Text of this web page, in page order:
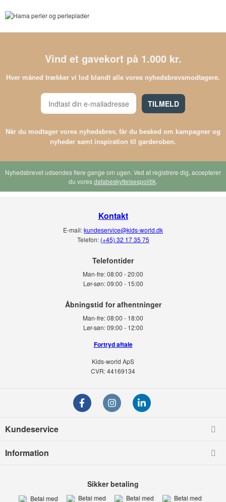
Vind et gavekort på 1.000 kr.
Hver måned trækker vi lod blandt alle vores nyhedsbrevsmodtagere.
TILMELD
Når du modtager vores nyhedsbrev, får du besked om kampagner og
nyheder samt inspiration til garderoben.
Nyhedsbrevet udsendes flere gange om ugen. Ved at registrere dig, accepterer
du voresdatabeskyttelsespolitik.
Kontakt
E-mail:kundeservice@kids-world.dk
Telefon: (+45) 32 17 35 75
Telefontider
Man-fre:08:00 - 20:00
Lør-søn: 09:00 - 15:00
Man-fre:08:00 - 18:00
Lør-søn:09:00 - 12:00
Fortryd aftale
Kids-world ApS
CVR: 44169134
Kundeservice
Information
Sikker betaling